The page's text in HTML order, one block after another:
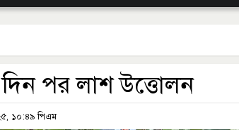
পর লাশ উত্তোলন
১০:৪৯ পিএম